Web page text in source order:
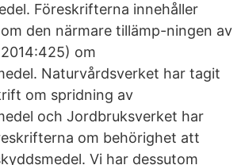
Föreskrifterna innehåller
den närmare tillämp-ningen av
om
Naturvårdsverket har tagit
om spridning av
och Jordbruksverket har
om behörighet att
Vi har dessutom